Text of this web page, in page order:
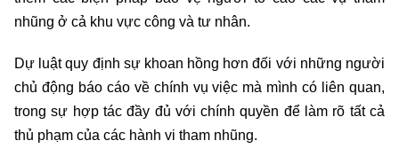
nhũng ở cả khu vực công và tư nhân.
Dự luật quy định sự khoan hồng hơn đối với những người
chủ động báo cáo về chính vụ việc mà mình có liên quan,
trong sự hợp tác đầy đủ với chính quyền để làm rõ tất cả
thủ phạm của các hành vi tham nhũng.